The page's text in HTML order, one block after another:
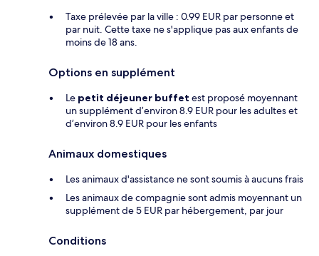
Taxe prélevée par la ville : 0.99 EUR par personne et
par nuit. Cette taxe ne s'applique pas aux enfants de
moins de 18 ans.
Options en supplément
Le petit déjeuner buffet est proposé moyennant
un supplément d’environ 8.9 EUR pour les adultes et
d’environ 8.9 EUR pour les enfants
Animaux domestiques
Les animaux d'assistance ne sont soumis à aucuns frais
Les animaux de compagnie sont admis moyennant un
supplément de 5 EUR par hébergement, par jour
Conditions